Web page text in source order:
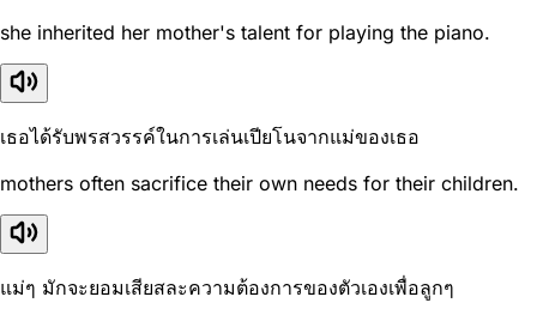
she inherited her mother's talent for playing the piano.
เธอได้รับพรสวรรค์ในการเล่นเปียโนจากแม่ของเธอ
mothers often sacrifice their own needs for their children.
แม่ๆ มักจะยอมเสียสละความต้องการของตัวเองเพื่อลูกๆ